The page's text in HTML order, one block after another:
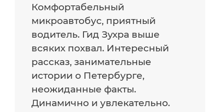
Комфортабельный
микроавтобус, приятный
водитель. Гид Зухра выше
всяких похвал. Интересный
рассказ, занимательные
истории о Петербурге,
неожиданные факты.
Динамично и увлекательно.